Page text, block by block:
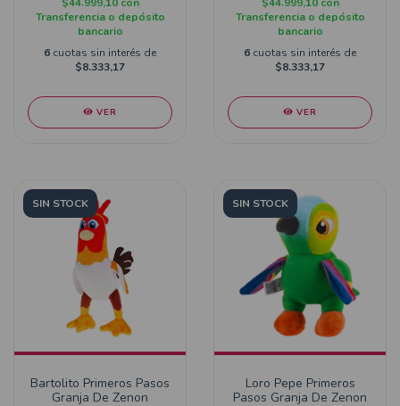
Transferencia o depósito
bancario
6 cuotas sin interés de
$8.333,17
VER
Transferencia o depósito
bancario
6 cuotas sin interés de
$8.333,17
VER
SIN STOCK
Bartolito Primeros Pasos
Granja De Zenon
SIN STOCK
Loro Pepe Primeros
Pasos Granja De Zenon